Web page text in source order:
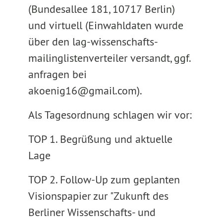
(Bundesallee 181, 10717 Berlin)
und virtuell (Einwahldaten wurde
über den lag-wissenschafts-
mailinglistenverteiler versandt, ggf.
anfragen bei
akoenig16@gmail.com).
Als Tagesordnung schlagen wir vor:
TOP 1. Begrüßung und aktuelle
Lage
TOP 2. Follow-Up zum geplanten
Visionspapier zur "Zukunft des
Berliner Wissenschafts- und